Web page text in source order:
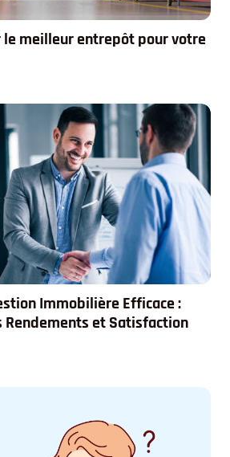
le meilleur entrepôt pour votre
Immobilière Efficace :
et Satisfaction